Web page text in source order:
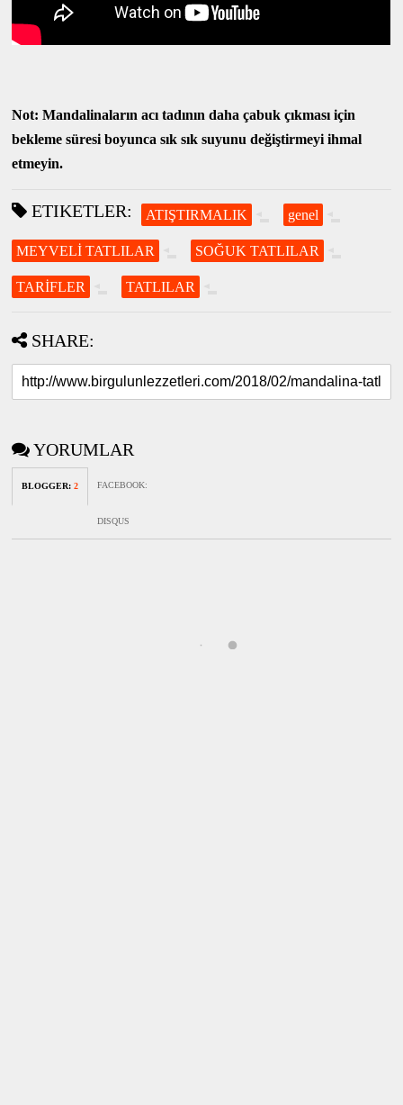
Not: Mandalinaların acı tadının daha çabuk çıkması için
bekleme süresi boyunca sık sık suyunu değiştirmeyi ihmal
etmeyin.
ETIKETLER: ATIŞTIRMALIK genel
MEYVELİ TATLILAR SOĞUK TATLILAR
TARİFLER TATLILAR
SHARE:
YORUMLAR
BLOGGER:2 FACEBOOK:
DISQUS